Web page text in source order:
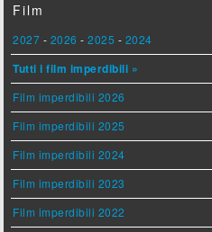
Film
2027 - 2026 -2025 - 2024
Tutti i film imperdibili »
Film imperdibili 2026
Film imperdibili 2025
Film imperdibili 2024
Film imperdibili 2023
Film imperdibili 2022